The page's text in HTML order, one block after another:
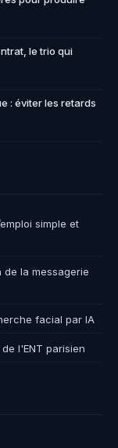
le trio qui
: éviter les retards
simple et
la messagerie
facial par IA
l'ENT parisien